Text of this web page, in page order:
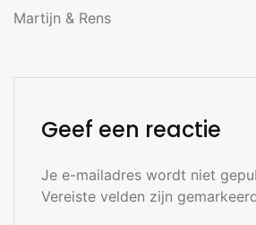
Martijn & Rens
Geef een reactie
Je e-mailadres wordt niet
Vereiste velden zijn